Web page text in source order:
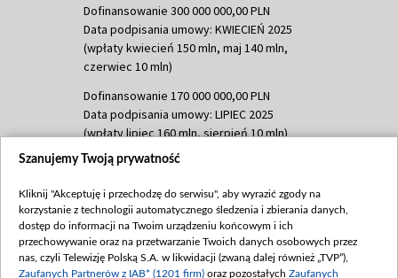
Dofinansowanie 300 000 000,00 PLN
Data podpisania umowy: KWIECIEŃ 2025
(wpłaty kwiecień 150 mln, maj 140 mln,
czerwiec 10 mln)
Dofinansowanie 170 000 000,00 PLN
Data podpisania umowy: LIPIEC 2025
(wpłaty lipiec 160 mln, sierpień 10 mln)
Dofinansowanie 60 000 000,00 PLN
(wpłata wrzesień 60 mln)
Dofinansowanie 635 783 051,21 PLN
Data podpisania umowy: WRZESIEŃ 2025
(wpłata wrzesień 100 mln, październik 350
Szanujemy Twoją prywatność
Kliknij "Akceptuję i przechodzę do serwisu", aby wyrazić zgody na
korzystanie z technologii automatycznego śledzenia i zbierania danych,
dostęp do informacji na Twoim urządzeniu końcowym i ich
przechowywanie oraz na przetwarzanie Twoich danych osobowych przez
nas, czyli Telewizję Polską S.A. w likwidacji (zwaną dalej również „TVP”),
Zaufanych Partnerów z IAB* (1201 firm) oraz pozostałych Zaufanych